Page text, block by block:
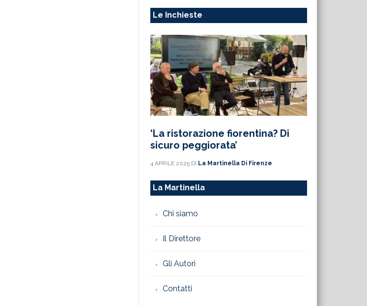
Le Inchieste
‘La ristorazione fiorentina? Di
sicuro peggiorata’
4 APRILE 2025 DI La Martinella Di Firenze
La Martinella
Chi siamo
Il Direttore
Gli Autori
Contatti